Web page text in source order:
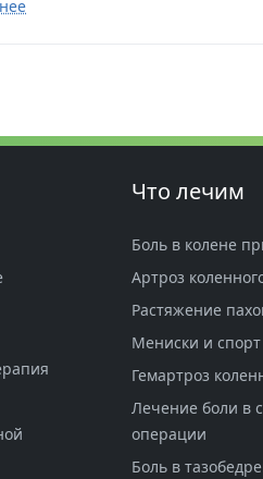
Что лечим
Боль в колене
Артроз
Растяжение
Мениски и спорт
Гемартроз
Лечение боли в
операции
Боль в